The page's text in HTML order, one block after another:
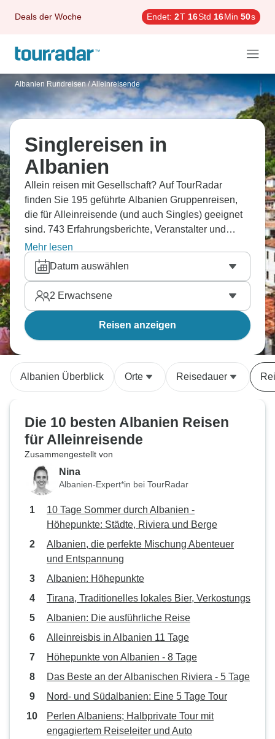
Deals der Woche Endet: 2T 16Std 16Min 49s
Albanien Rundreisen / Alleinreisende
Singlereisen in
Albanien
Allein reisen mit Gesellschaft? Auf TourRadar
finden Sie 195 geführte Albanien Gruppenreisen,
die für Alleinreisende (und auch Singles) geeignet
sind. 743 Erfahrungsberichte, Veranstalter und
Routen vergleichen und die beste Rundreise
flexibel buchen.
Mehr lesen
Datum auswählen
2 Erwachsene
Reisen anzeigen
Albanien Überblick Orte Reisedauer
Die 10 besten Albanien Reisen
für Alleinreisende
Zusammengestellt von
Nina
Albanien-Expert*in bei TourRadar
10 Tage Sommer durch Albanien -
Höhepunkte: Städte, Riviera und Berge
Albanien, die perfekte Mischung Abenteuer
und Entspannung
Albanien: Höhepunkte
Tirana, Traditionelles lokales Bier, Verkostungs
Albanien: Die ausführliche Reise
Alleinreisbis in Albanien 11 Tage
Höhepunkte von Albanien - 8 Tage
Das Beste an der Albanischen Riviera - 5 Tage
Nord- und Südalbanien: Eine 5 Tage Tour
Perlen Albaniens; Halbprivate Tour mit
engagiertem Reiseleiter und Auto